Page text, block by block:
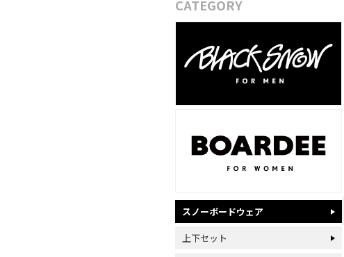
CATEGORY
スノーボードウェア
上下セット